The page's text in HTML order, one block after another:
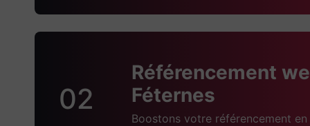
02
Référencement
Féternes
Boostons votre référencement